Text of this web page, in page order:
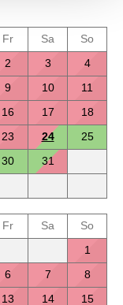
Fr Sa
So
2 3
4
9 10
11
16 17
18
23 24
25
30
31
Fr Sa
So
1
6 7
8
13 14
15